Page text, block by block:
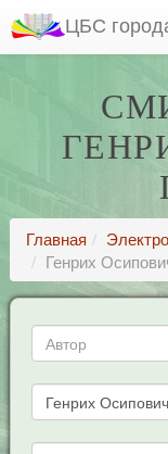
ЦБС
Главная
Генрих